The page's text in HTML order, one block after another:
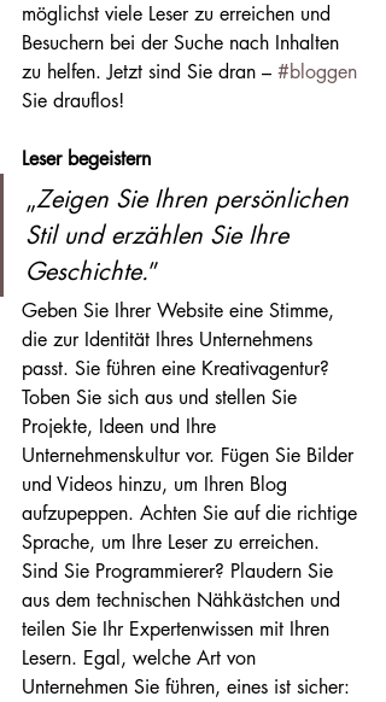
möglichst viele Leser zu erreichen und
Besuchern bei der Suche nach Inhalten
zu helfen. Jetzt sind Sie dran – #bloggen
Sie drauflos!
Leser begeistern
„Zeigen Sie Ihren persönlichen
Stil und erzählen Sie Ihre
Geschichte.”
Geben Sie Ihrer Website eine Stimme,
die zur Identität Ihres Unternehmens
passt. Sie führen eine Kreativagentur?
Toben Sie sich aus und stellen Sie
Projekte, Ideen und Ihre
Unternehmenskultur vor. Fügen Sie Bilder
und Videos hinzu, um Ihren Blog
aufzupeppen. Achten Sie auf die richtige
Sprache, um Ihre Leser zu erreichen.
Sind Sie Programmierer? Plaudern Sie
aus dem technischen Nähkästchen und
teilen Sie Ihr Expertenwissen mit Ihren
Lesern. Egal, welche Art von
Unternehmen Sie führen, eines ist sicher: